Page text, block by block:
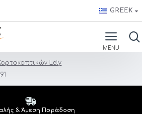
GREEK
Lely
& Άμεση Παράδοση